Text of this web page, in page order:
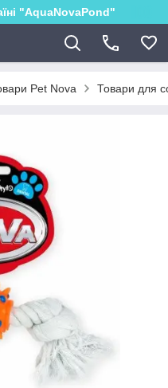
"AquaNovaPond"
Pet Nova Товари для